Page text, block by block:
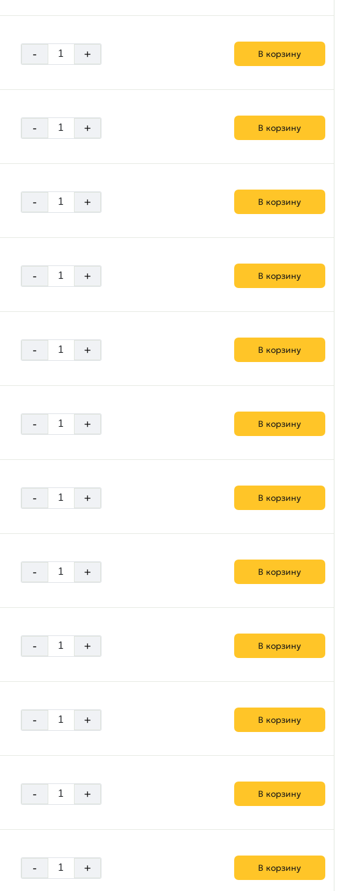
- + В корзину
- + В корзину
- + В корзину
- + В корзину
- + В корзину
- + В корзину
- + В корзину
- + В корзину
- + В корзину
- + В корзину
- + В корзину
- + В корзину